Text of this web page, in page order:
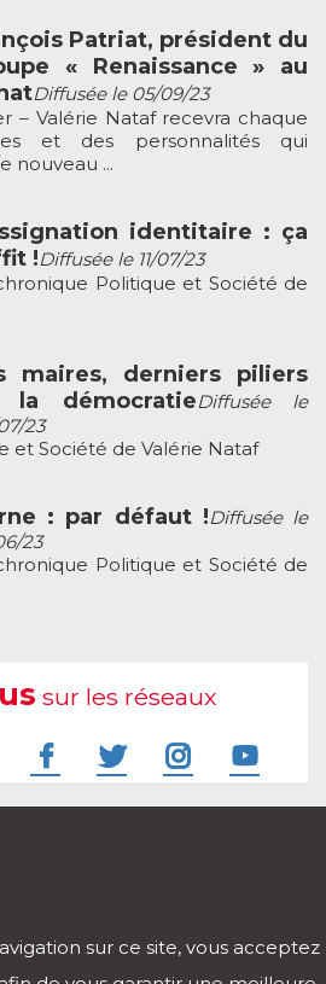
Patriat, président du
« Renaissance » au
Diffusée le 05/09/23
– Valérie Nataf recevra chaque
et des personnalités qui
nouveau ...
identitaire : ça
!Diffusée le 11/07/23
Politique et Société de
maires, derniers piliers
la démocratieDiffusée le
23
et Société de Valérie Nataf
: par défaut !Diffusée le
23
Politique et Société de
sur les réseaux
pour iOs et Android
sur ce site, vous acceptez